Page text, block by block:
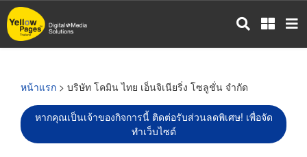
ข้าม
ไป
หน้าแรก > บริษัท โคมิน ไทย เอ็นจิเนียริ่ง โซลูชั่น จำกัด
หากคุณเป็นเจ้าของกิจการนี้ ติดต่อรับส่วนลดพิเศษ! เพื่อจัด
ทำเว็บไซต์